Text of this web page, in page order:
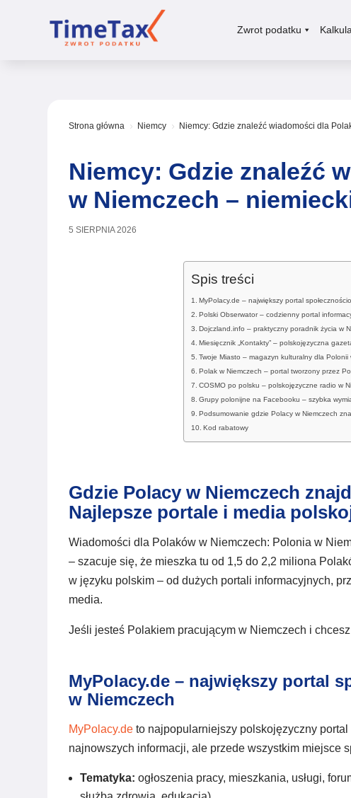
Zwrot podatku
Strona główna 5 Niemcy 5 Niemcy: Gdzie znaleźć wiadomości dla
Niemcy: Gdzie znaleźć
w Niemczech –
5 SIERPNIA 2026
Spis treści
MyPolacy.de – największy portal
Polski Obserwator – codzienny portal
Dojczland.info – praktyczny poradnik życia w
Miesięcznik „Kontakty” – polskojęzyczna
Twoje Miasto – magazyn kulturalny dla Polonii
Polak w Niemczech – portal tworzony przez
COSMO po polsku – polskojęzyczne radio w
Grupy polonijne na Facebooku – szybka
Podsumowanie gdzie Polacy w Niemczech
Kod rabatowy
Gdzie Polacy w Niemczech
Najlepsze portale i media
Wiadomości dla Polaków w Niemczech: Polonia w
– szacuje się, że mieszka tu od 1,5 do 2,2 miliona
w języku polskim – od dużych portali informacyjnych,
media.
Jeśli jesteś Polakiem pracującym w Niemczech i
MyPolacy.de – największy portal
w Niemczech
MyPolacy.de to najpopularniejszy polskojęzyczny portal
najnowszych informacji, ale przede wszystkim miejsce
Tematyka: ogłoszenia pracy, mieszkania, usługi,